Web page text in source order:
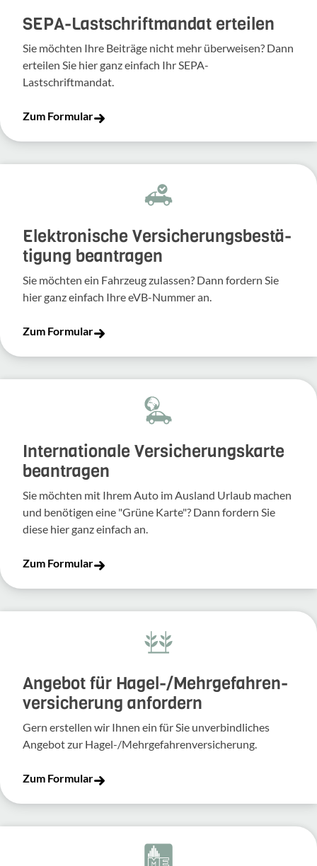
SEPA-Lastschriftmandat erteilen
Sie möchten Ihre Beiträge nicht mehr überweisen? Dann
erteilen Sie hier ganz einfach Ihr SEPA-
Lastschriftmandat.
Zum Formular
Elek­tro­ni­sche Versi­che­rungs­be­stä­
ti­gung bean­tragen
Sie möchten ein Fahr­zeug zulassen? Dann fordern Sie
hier ganz einfach Ihre eVB-​Nummer an.
Zum Formular
Inter­na­tio­nale Versi­che­rungs­karte
bean­tragen
Sie möchten mit Ihrem Auto im Ausland Urlaub machen
und benö­tigen eine "Grüne Karte"? Dann fordern Sie
diese hier ganz einfach an.
Zum Formular
Angebot für Hagel-­/Mehrgefahren­
versicherung anfordern
Gern erstellen wir Ihnen ein für Sie unverbindliches
Angebot zur Hagel-/Mehrgefahrenversicherung.
Zum Formular